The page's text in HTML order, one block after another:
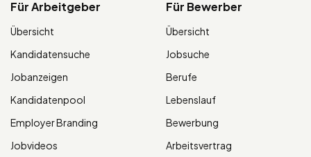
Für Arbeitgeber
Übersicht
Kandidatensuche
Jobanzeigen
Kandidatenpool
Employer Branding
Jobvideos
Für Bewerber
Übersicht
Jobsuche
Berufe
Lebenslauf
Bewerbung
Arbeitsvertrag